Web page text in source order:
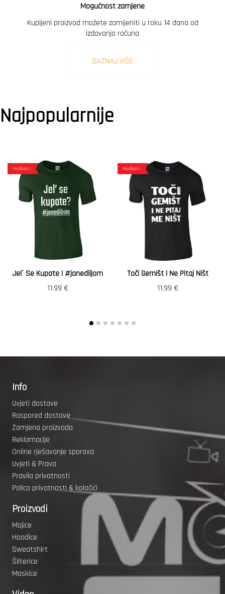
Mogućnost zamjene
Kupljeni proizvod možete zamijeniti u roku 14 dana od
izdavanja računa
SAZNAJ VIŠE
Najpopularnije
Muškarci
Jel´ Se Kupate | #janediljom
11.99 €
Muškarci
Toči Gemišt I Ne Pitaj Ništ
11.99 €
Info
Uvjeti dostave
Raspored dostave
Zamjena proizvoda
Reklamacije
Online rješavanje sporova
Uvjeti & Prava
Pravila privatnosti
Polica privatnosti & kolačići
Proizvodi
Majice
Hoodice
Sweatshirt
Šilterice
Maskice